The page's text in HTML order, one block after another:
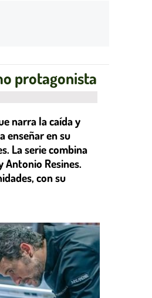
protagonista
narra la caída y
enseñar en su
La serie combina
Antonio Resines.
con su